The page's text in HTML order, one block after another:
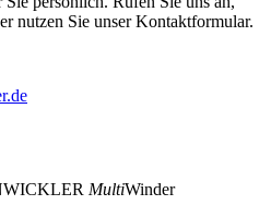
nutzen Sie unser Kontaktformular.
MultiWinder